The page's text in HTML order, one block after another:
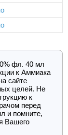
фл. 40 мл
к Аммиака
сайте
целей. Не
к
перед
и помните,
Вашего